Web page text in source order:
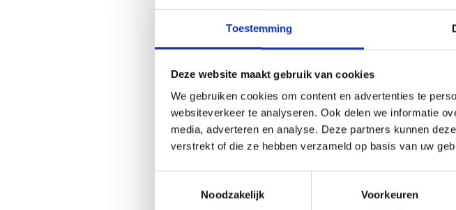
Toestemming
Deze website maakt gebruik van cookies
We gebruiken cookies om content en advertenties te
websiteverkeer te analyseren. Ook delen we informatie
media, adverteren en analyse. Deze partners kunnen
verstrekt of die ze hebben verzameld op basis van uw
Noodzakelijk
Voorkeuren
1 potje bevat 90 softgel capsules.
1 tot 2 capsules per dag, in zijn
dosis niet overschrijden.
levensstijl. Droog en koel
vetzuren die ook gekend zijn als n-
docosahexaeenzuur (DHA). EPA en